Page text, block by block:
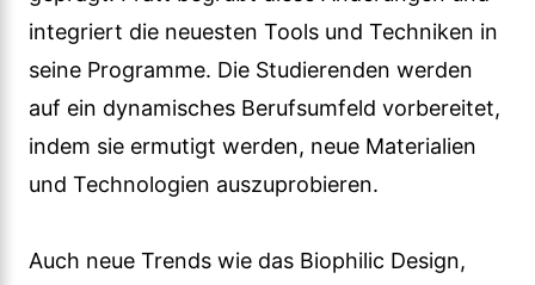
integriert die neuesten Tools und Techniken in
seine Programme. Die Studierenden werden
auf ein dynamisches Berufsumfeld vorbereitet,
indem sie ermutigt werden, neue Materialien
und Technologien auszuprobieren.
Auch neue Trends wie das Biophilic Design,